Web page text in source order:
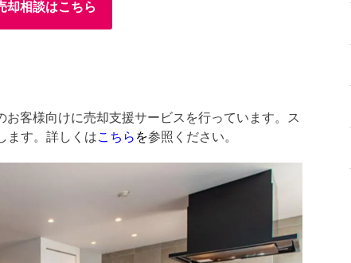
却相談はこちら
客様向けに売却支援サービスを行っています。ス
ます。詳しくはこちら を参照ください。